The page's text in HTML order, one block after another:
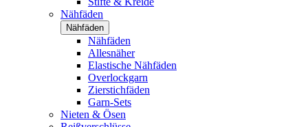
Nähfäden
Nähfäden
Nähfäden
Allesnäher
Elastische Nähfäden
Overlockgarn
Zierstichfäden
Garn-Sets
Nieten & Ösen